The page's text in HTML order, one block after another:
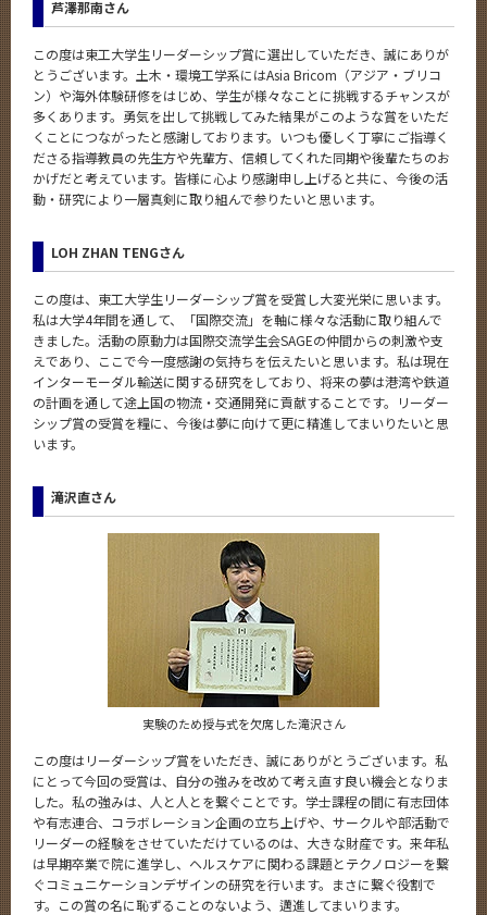
芦澤那南さん
この度は東工大学生リーダーシップ賞に選出していただき、誠にありが
とうございます。土木・環境工学系にはAsia Bricom（アジア・ブリコ
ン）や海外体験研修をはじめ、学生が様々なことに挑戦するチャンスが
多くあります。勇気を出して挑戦してみた結果がこのような賞をいただ
くことにつながったと感謝しております。いつも優しく丁寧にご指導く
ださる指導教員の先生方や先輩方、信頼してくれた同期や後輩たちのお
かげだと考えています。皆様に心より感謝申し上げると共に、今後の活
動・研究により一層真剣に取り組んで参りたいと思います。
LOH ZHAN TENGさん
この度は、東工大学生リーダーシップ賞を受賞し大変光栄に思います。
私は大学4年間を通して、「国際交流」を軸に様々な活動に取り組んで
きました。活動の原動力は国際交流学生会SAGEの仲間からの刺激や支
えであり、ここで今一度感謝の気持ちを伝えたいと思います。私は現在
インターモーダル輸送に関する研究をしており、将来の夢は港湾や鉄道
の計画を通して途上国の物流・交通開発に貢献することです。リーダー
シップ賞の受賞を糧に、今後は夢に向けて更に精進してまいりたいと思
います。
滝沢直さん
実験のため授与式を欠席した滝沢さん
この度はリーダーシップ賞をいただき、誠にありがとうございます。私
にとって今回の受賞は、自分の強みを改めて考え直す良い機会となりま
した。私の強みは、人と人とを繋ぐことです。学士課程の間に有志団体
や有志連合、コラボレーション企画の立ち上げや、サークルや部活動で
リーダーの経験をさせていただけているのは、大きな財産です。来年私
は早期卒業で院に進学し、ヘルスケアに関わる課題とテクノロジーを繋
ぐコミュニケーションデザインの研究を行います。まさに繋ぐ役割で
す。この賞の名に恥ずることのないよう、邁進してまいります。